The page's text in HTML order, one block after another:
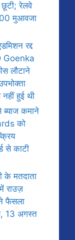
रेलवे
मुआवजा
रद्द
Goenka
लौटाने
हुई थी
कमाने
को
से काटी
के मतदाता
राउज़
फैसला
13 अगस्त